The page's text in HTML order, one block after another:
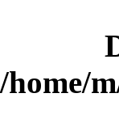
/home/